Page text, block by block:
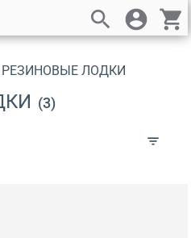
search account_circle shopping_cart
РЕЗИНОВЫЕ ЛОДКИ
(3)
filter_list